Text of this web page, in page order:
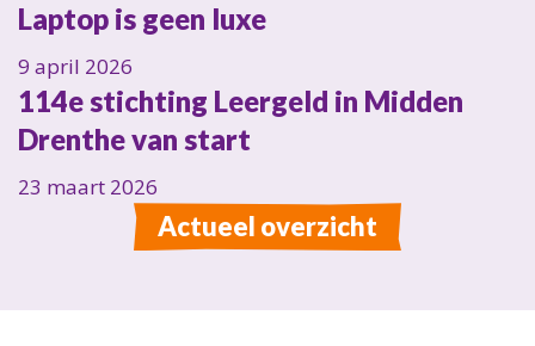
Laptop is geen luxe
9 april 2026
114e stichting Leergeld in Midden
Drenthe van start
23 maart 2026
Actueel overzicht